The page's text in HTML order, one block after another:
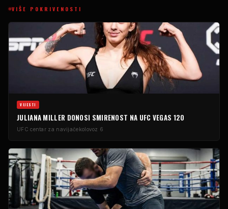
VIŠE POKRIVENOSTI
VIJESTI
JULIANA MILLER DONOSI SMIRENOST NA UFC VEGAS 120
UFC centar za navijače kolovoz 6